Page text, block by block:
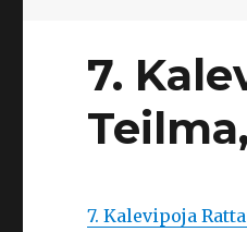
7.
7. Kalevipoja